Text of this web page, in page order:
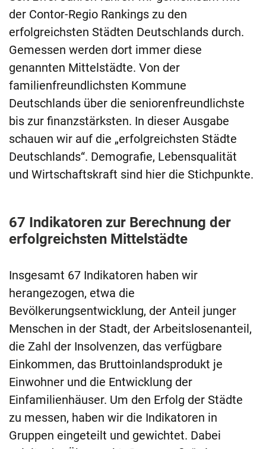
der Contor-Regio Rankings zu den
erfolgreichsten Städten Deutschlands durch.
Gemessen werden dort immer diese
genannten Mittelstädte. Von der
familienfreundlichsten Kommune
Deutschlands über die seniorenfreundlichste
bis zur finanzstärksten. In dieser Ausgabe
schauen wir auf die „erfolgreichsten Städte
Deutschlands“. Demografie, Lebensqualität
und Wirtschaftskraft sind hier die Stichpunkte.
67 Indikatoren zur Berechnung der
erfolgreichsten Mittelstädte
Insgesamt 67 Indikatoren haben wir
herangezogen, etwa die
Bevölkerungsentwicklung, der Anteil junger
Menschen in der Stadt, der Arbeitslosenanteil,
die Zahl der Insolvenzen, das verfügbare
Einkommen, das Bruttoinlandsprodukt je
Einwohner und die Entwicklung der
Einfamilienhäuser. Um den Erfolg der Städte
zu messen, haben wir die Indikatoren in
Gruppen eingeteilt und gewichtet. Dabei